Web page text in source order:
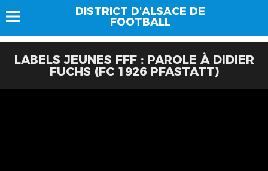
DISTRICT D'ALSACE DE
FOOTBALL
LABELS JEUNES FFF : PAROLE À DIDIER
FUCHS (FC 1926 PFASTATT)